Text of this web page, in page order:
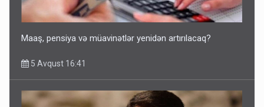
Maaş, pensiya və müavinətlər yenidən artırılacaq?
5 Avqust 16:41